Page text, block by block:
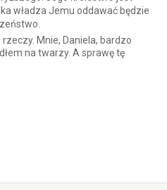
władza Jemu oddawać będzie
Mnie, Daniela, bardzo
na twarzy. A sprawę tę